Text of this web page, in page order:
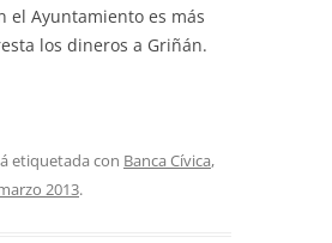
el Ayuntamiento es más
los dineros a Griñán.
etiquetada con Banca Cívica,
2013.